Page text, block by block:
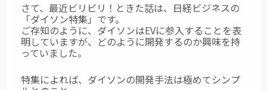
さて、最近ビリビリ！ときた話は、日経ビジネスの
「ダイソン特集」です。
ご存知のように、ダイソンはEVに参入することを表
明していますが、どのように開発するのか興味を持
っていました。
特集によれば、ダイソンの開発手法は極めてシンプ